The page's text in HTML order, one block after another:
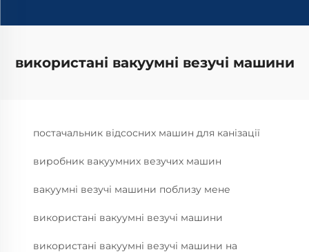
використані вакуумні везучі машини
постачальник відсосних машин для канізації
виробник вакуумних везучих машин
вакуумні везучі машини поблизу мене
використані вакуумні везучі машини
використані вакуумні везучі машини на